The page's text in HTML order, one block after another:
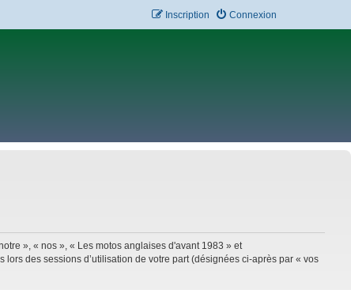
Connexion
Inscription
», « nos », « Les motos anglaises d'avant 1983 » et
des sessions d’utilisation de votre part (désignées ci-après par « vos